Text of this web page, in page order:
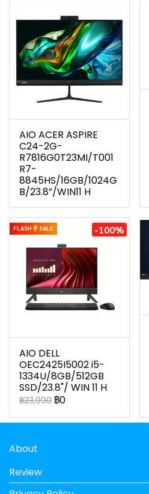
AIO ACER ASPIRE
C24-2G-
R7816G0T23MI/T001
R7-
8845HS/16GB/1024G
B/23.8”/WIN11 H
FLASH SALE -100%
AIO DELL
OEC2425I5002 i5-
1334U/8GB/512GB
SSD/23.8"/ WIN 11 H
฿23,990 ฿0
About
Review